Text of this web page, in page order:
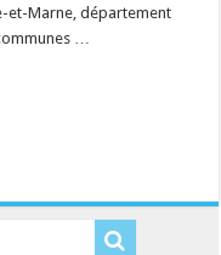
et-Marne, département
…